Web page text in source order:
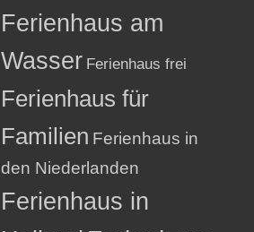
Ferienhaus am
Wasser Ferienhaus frei
Ferienhaus für
Familien Ferienhaus in
den Niederlanden
Ferienhaus in